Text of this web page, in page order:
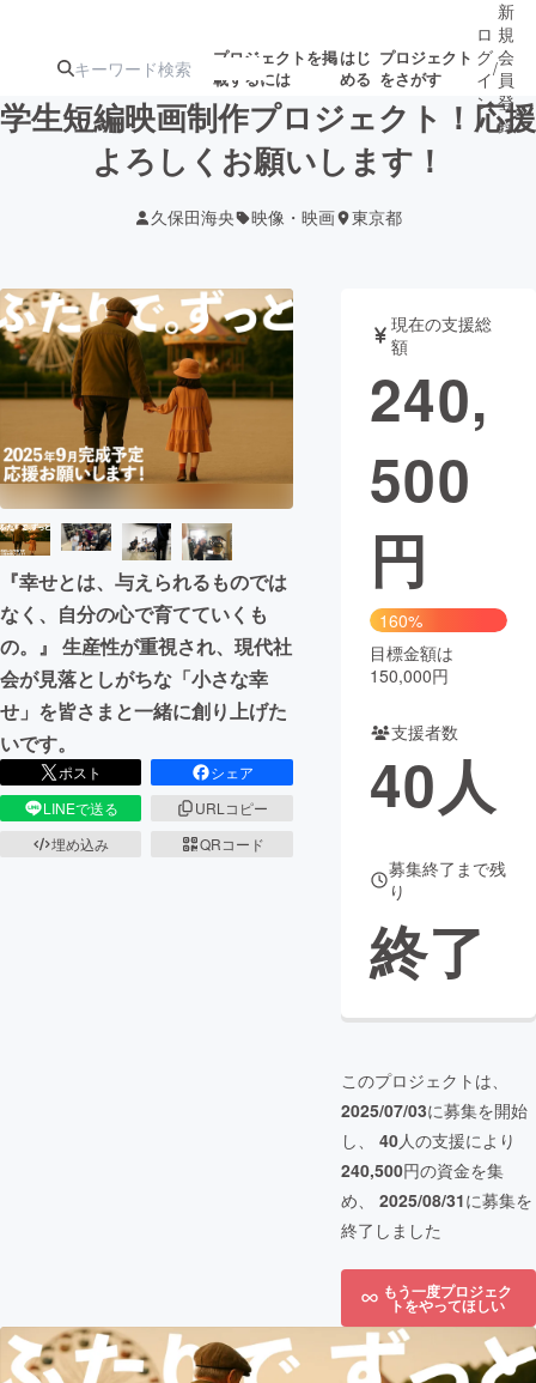
プロジェクトを掲
載するには
はじ
める
プロジェクト
をさがす
注目のリ
ターン
注目の新着プロ
ジェクト
募集終了が近いプ
ロジェクト
アート・写真 音楽
テクノロジー・ガジェット ゲーム・サ
映像・映画
ビジネス・起業
まちづくり・地域活性化
CAMPFIRE for Social Good CAMPFIRE Creation
CAMPFIREふるさと納税
コミュニティ
ロ
グ
イ
ン
/
新
規
会
員
登
録
学生短編映画制作プロジェクト！応援
よろしくお願いします！
久保田海央 映像・映画 東京都
『幸せとは、与えられるものでは
なく、自分の心で育てていくも
の。』 生産性が重視され、現代社
会が見落としがちな「小さな幸
せ」を皆さまと一緒に創り上げた
いです。
ポスト
シェア
LINEで送る
URLコピー
埋め込み
QRコード
現在の支援総
額
240,
500
円
160%
目標金額は
150,000円
支援者数
40人
募集終了まで残
り
終了
このプロジェクトは、
2025/07/03に募集を開始
し、 40人の支援により
240,500円の資金を集
め、 2025/08/31に募集を
終了しました
もう一度プロジェク
トをやってほしい